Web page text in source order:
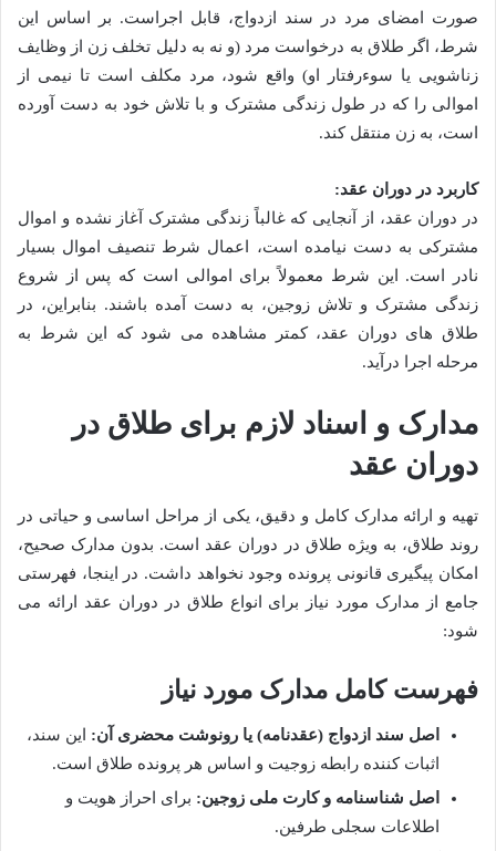
صورت امضای مرد در سند ازدواج، قابل اجراست. بر اساس این
شرط، اگر طلاق به درخواست مرد (و نه به دلیل تخلف زن از وظایف
زناشویی یا سوءرفتار او) واقع شود، مرد مکلف است تا نیمی از
اموالی را که در طول زندگی مشترک و با تلاش خود به دست آورده
است، به زن منتقل کند.
کاربرد در دوران عقد:
در دوران عقد، از آنجایی که غالباً زندگی مشترک آغاز نشده و اموال
مشترکی به دست نیامده است، اعمال شرط تنصیف اموال بسیار
نادر است. این شرط معمولاً برای اموالی است که پس از شروع
زندگی مشترک و تلاش زوجین، به دست آمده باشند. بنابراین، در
طلاق های دوران عقد، کمتر مشاهده می شود که این شرط به
مرحله اجرا درآید.
مدارک و اسناد لازم برای طلاق در
دوران عقد
تهیه و ارائه مدارک کامل و دقیق، یکی از مراحل اساسی و حیاتی در
روند طلاق، به ویژه طلاق در دوران عقد است. بدون مدارک صحیح،
امکان پیگیری قانونی پرونده وجود نخواهد داشت. در اینجا، فهرستی
جامع از مدارک مورد نیاز برای انواع طلاق در دوران عقد ارائه می
شود:
فهرست کامل مدارک مورد نیاز
اصل سند ازدواج (عقدنامه) یا رونوشت محضری آن: این سند،
اثبات کننده رابطه زوجیت و اساس هر پرونده طلاق است.
اصل شناسنامه و کارت ملی زوجین: برای احراز هویت و
اطلاعات سجلی طرفین.